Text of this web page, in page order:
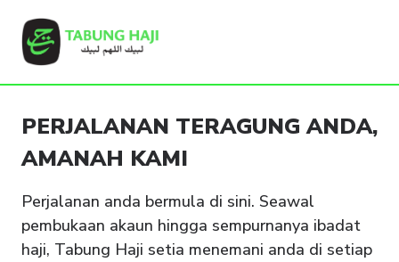
PERJALANAN TERAGUNG ANDA,
AMANAH KAMI
Perjalanan anda bermula di sini. Seawal
pembukaan akaun hingga sempurnanya ibadat
haji, Tabung Haji setia menemani anda di setiap